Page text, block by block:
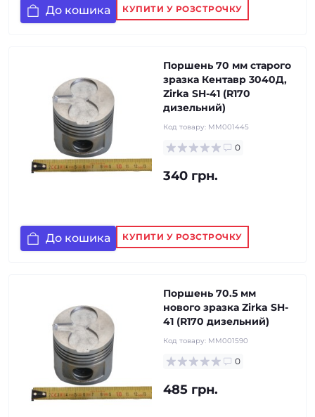
До кошика КУПИТИ У РОЗСТРОЧКУ
Поршень 70 мм старого
зразка Кентавр 3040Д,
Zirka SH-41 (R170
дизельний)
Код товару: MM001445
0
340 грн.
До кошика КУПИТИ У РОЗСТРОЧКУ
Поршень 70.5 мм
нового зразка Zirka SH-
41 (R170 дизельний)
Код товару: MM001590
0
485 грн.